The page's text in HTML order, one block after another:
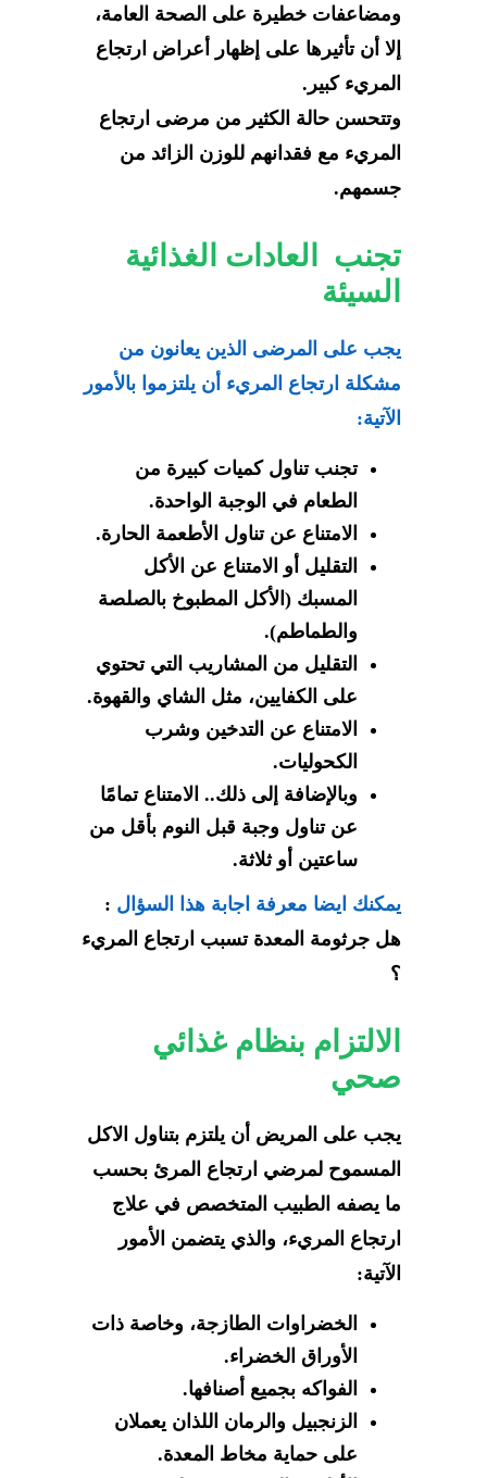
ومضاعفات خطيرة على الصحة العامة،
إلا أن تأثيرها على إظهار أعراض ارتجاع
المريء كبير.
وتتحسن حالة الكثير من مرضى ارتجاع
المريء مع فقدانهم للوزن الزائد من
جسمهم.
تجنب العادات الغذائية
السيئة
يجب على المرضى الذين يعانون من
مشكلة ارتجاع المريء أن يلتزموا بالأمور
الآتية:
تجنب تناول كميات كبيرة من
الطعام في الوجبة الواحدة.
الامتناع عن تناول الأطعمة الحارة.
التقليل أو الامتناع عن الأكل
المسبك (الأكل المطبوخ بالصلصة
والطماطم).
التقليل من المشاريب التي تحتوي
على الكفايين، مثل الشاي والقهوة.
الامتناع عن التدخين وشرب
الكحوليات.
وبالإضافة إلى ذلك.. الامتناع تمامًا
عن تناول وجبة قبل النوم بأقل من
ساعتين أو ثلاثة.
يمكنك ايضا معرفة اجابة هذا السؤال :
هل جرثومة المعدة تسبب ارتجاع المريء
؟
الالتزام بنظام غذائي
صحي
يجب على المريض أن يلتزم بتناول الاكل
المسموح لمرضي ارتجاع المرئ بحسب
ما يصفه الطبيب المتخصص في علاج
ارتجاع المريء، والذي يتضمن الأمور
الآتية:
الخضراوات الطازجة، وخاصة ذات
الأوراق الخضراء.
الفواكه بجميع أصنافها.
الزنجبيل والرمان اللذان يعملان
على حماية مخاط المعدة.